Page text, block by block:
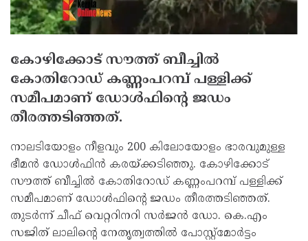
കോഴിക്കോട് സൗത്ത് ബീച്ചില്‍
കോതിറോഡ് കണ്ണംപറമ്പ് പള്ളിക്ക്
സമീപമാണ് ഡോള്‍ഫിന്റെ ജഡം
തീരത്തടിഞ്ഞത്.
നാലടിയോളം നീളവും 200 കിലോയോളം ഭാരവുമുള്ള
ഭീമന്‍ ഡോള്‍ഫിന്‍ കരയ്ക്കടിഞ്ഞു. കോഴിക്കോട്
സൗത്ത് ബീച്ചില്‍ കോതിറോഡ് കണ്ണംപറമ്പ് പള്ളിക്ക്
സമീപമാണ് ഡോള്‍ഫിന്റെ ജഡം തീരത്തടിഞ്ഞത്.
തുടര്‍ന്ന് ചീഫ് വെറ്ററിനറി സര്‍ജന്‍ ഡോ. കെ.എം
സജിത് ലാലിന്റെ നേതൃത്വത്തില്‍ പോസ്റ്റ്മോര്‍ട്ടം